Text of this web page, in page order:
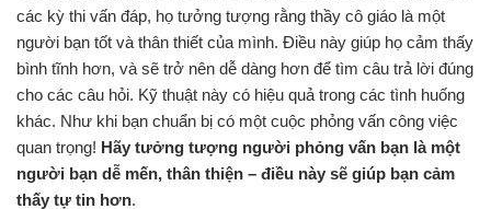
các kỳ thi vấn đáp, họ tưởng tượng rằng thầy cô giáo là một
người bạn tốt và thân thiết của mình. Điều này giúp họ cảm thấy
bình tĩnh hơn, và sẽ trở nên dễ dàng hơn để tìm câu trả lời đúng
cho các câu hỏi. Kỹ thuật này có hiệu quả trong các tình huống
khác. Như khi bạn chuẩn bị có một cuộc phỏng vấn công việc
quan trọng! Hãy tưởng tượng người phỏng vấn bạn là một
người bạn dễ mến, thân thiện – điều này sẽ giúp bạn cảm
thấy tự tin hơn.